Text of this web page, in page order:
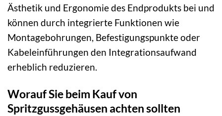
Ästhetik und Ergonomie des Endprodukts bei und
können durch integrierte Funktionen wie
Montagebohrungen, Befestigungspunkte oder
Kabeleinführungen den Integrationsaufwand
erheblich reduzieren.
Worauf Sie beim Kauf von
Spritzgussgehäusen achten sollten